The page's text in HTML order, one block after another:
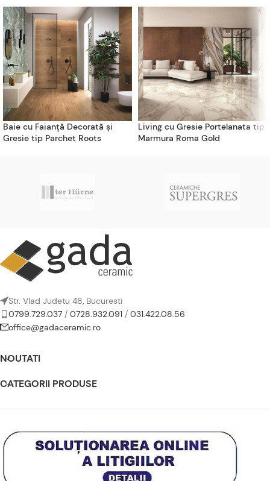
Baie cu Faianță Decorată și
Gresie tip Parchet Roots
Living cu Gresie Portelanata tip
Marmura Roma Gold
Str. Vlad Judetu 48, Bucuresti
0799.729.037 / 0728.932.091 / 031.422.08.56
office@gadaceramic.ro
NOUTATI
CATEGORII PRODUSE